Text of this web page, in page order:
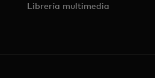
Librería multimedia